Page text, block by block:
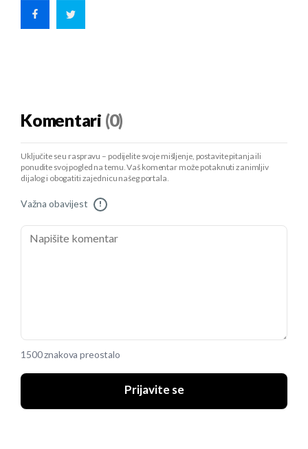
Komentari (0)
Uključite se u raspravu – podijelite svoje mišljenje, postavite pitanja ili
ponudite svoj pogled na temu. Vaš komentar može potaknuti zanimljiv
dijalog i obogatiti zajednicu našeg portala.
Važna obavijest !
1500 znakova preostalo
Prijavite se